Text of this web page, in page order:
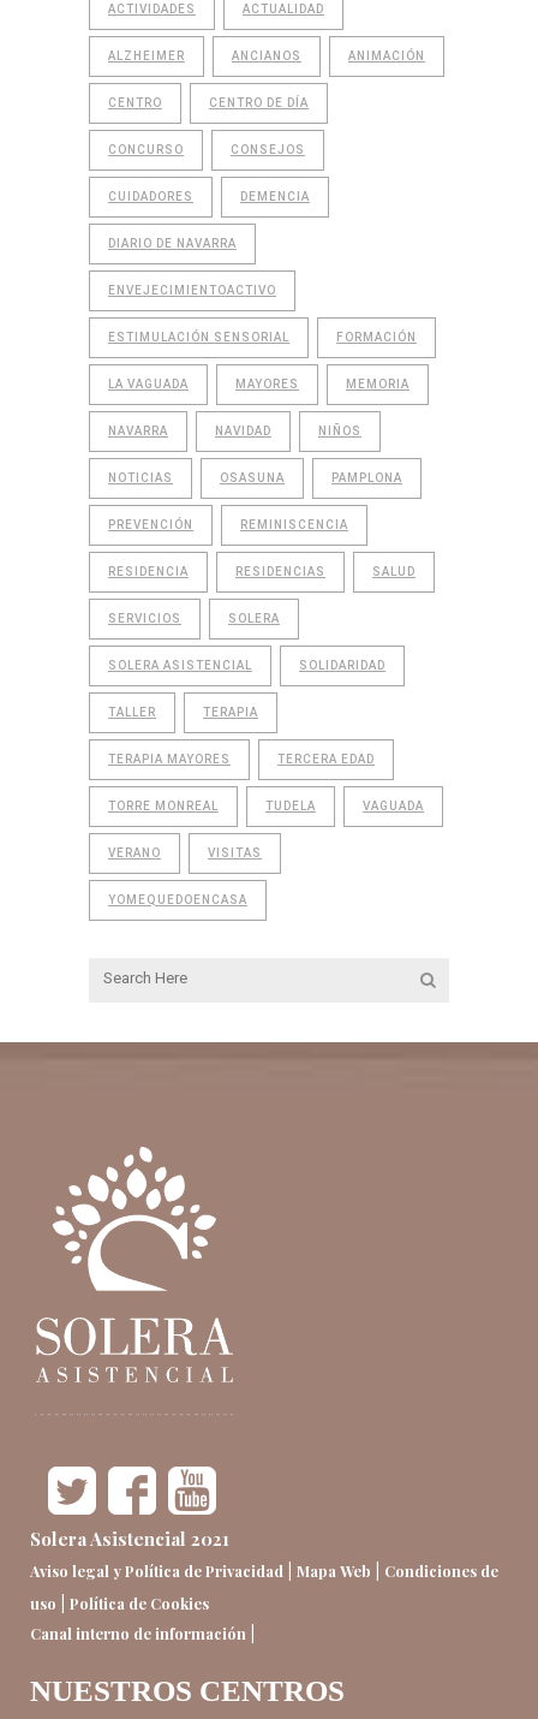
ACTIVIDADES ACTUALIDAD
ALZHEIMER ANCIANOS ANIMACIÓN
CENTRO CENTRO DE DÍA
CONCURSO CONSEJOS
CUIDADORES DEMENCIA
DIARIO DE NAVARRA
ENVEJECIMIENTOACTIVO
ESTIMULACIÓN SENSORIAL FORMACIÓN
LA VAGUADA MAYORES MEMORIA
NAVARRA NAVIDAD NIÑOS
NOTICIAS OSASUNA PAMPLONA
PREVENCIÓN REMINISCENCIA
RESIDENCIA RESIDENCIAS SALUD
SERVICIOS SOLERA
SOLERA ASISTENCIAL SOLIDARIDAD
TALLER TERAPIA
TERAPIA MAYORES TERCERA EDAD
TORRE MONREAL TUDELA VAGUADA
VERANO VISITAS
YOMEQUEDOENCASA
Solera Asistencial 2021
Aviso legal y Política de Privacidad | Mapa Web | Condiciones de
uso | Política de Cookies
Canal interno de información |
NUESTROS CENTROS